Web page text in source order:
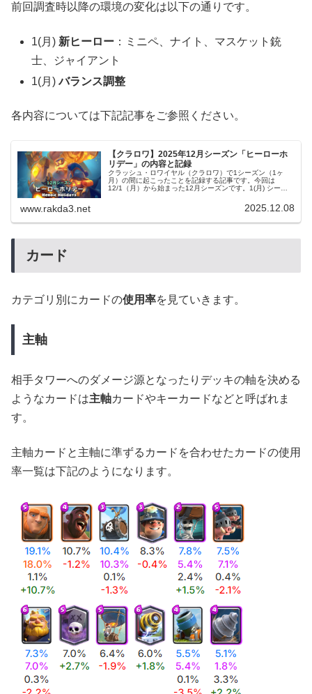
前回調査時以降の環境の変化は以下の通りです。
1(月) 新ヒーロー ：ミニペ、ナイト、マスケット銃
士、ジャイアント
1(月)バランス調整
各内容については下記記事をご参照ください。
【クラロワ】2025年12月シーズン「ヒーローホ
リデー」の内容と記録
クラッシュ・ロワイヤル（クラロワ）で1シーズン（1ヶ
月）の間に起こったことを記録する記事です。今回は
12/1（月）から始まった12月シーズンです。1(月) シーズ
www.rakda3.net 2025.12.08
カード
カテゴリ別にカードの使用率を見ていきます。
主軸
相手タワーへのダメージ源となったりデッキの軸を決める
ようなカードは主軸カードやキーカードなどと呼ばれま
す。
主軸カードと主軸に準ずるカードを合わせたカードの使用
率一覧は下記のようになります。